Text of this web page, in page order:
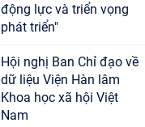
động lực và triển vọng
phát triển"
Hội nghị Ban Chỉ đạo về
dữ liệu Viện Hàn lâm
Khoa học xã hội Việt
Nam